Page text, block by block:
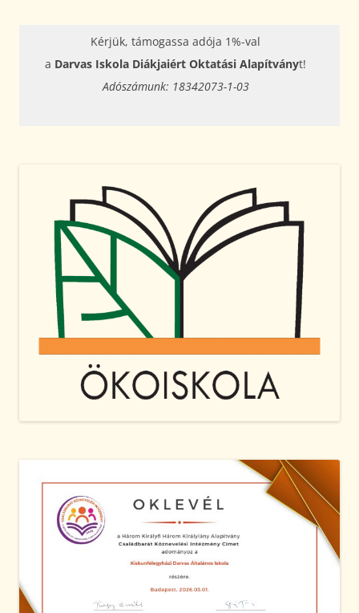
Kérjük, támogassa adója 1%-val
a Darvas Iskola Diákjaiért Oktatási Alapítványt!
Adószámunk: 18342073-1-03